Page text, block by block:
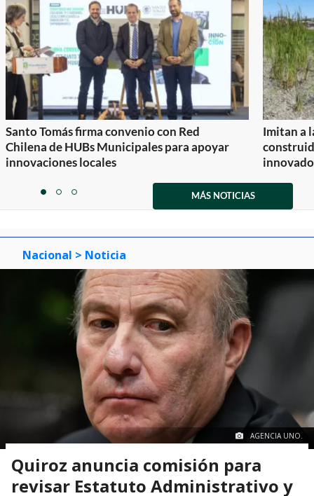
Santo Tomás firma convenio con Red
Chilena de HUBs Municipales para apoyar
innovaciones locales
Imitan a
itemitemitem
MÁS NOTICIAS
Nacional > Noticia
AGENCIA UNO.
Quiroz anuncia comisión para
revisar Estatuto Administrativo y